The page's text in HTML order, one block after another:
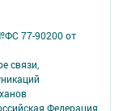
77-90200 от
связи,
Федерация,